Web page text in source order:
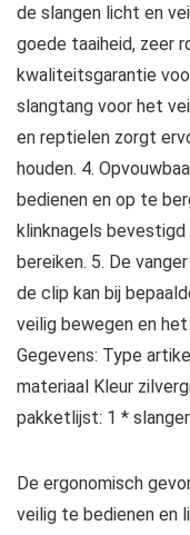
de slangen licht en
goede taaiheid, zeer
kwaliteitsgarantie
slangtang voor het
en reptielen zorgt
houden. 4.
bedienen en op te
klinknagels
bereiken. 5. De
de clip kan bij
veilig bewegen en
Gegevens: Type
materiaal Kleur
pakketlijst: 1 *
De ergonomisch
veilig te bedienen en